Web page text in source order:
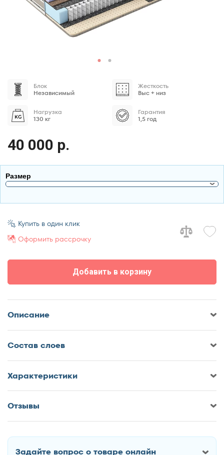
Блок
Независимый
Жесткость
Выс + низ
Нагрузка
130 кг
Гарантия
1,5 год
40 000 р.
Размер
100x180
100x185
100x186
100x195
100x200
110x180
110x185
110x186
115x200
120x185
Добавить в корзину
Купить в один клик
Оформить рассрочку
Описание
Cостав слоев
Характеристики
Отзывы
Оставить отзыв о Матрас Корона
Задайте вопрос о товаре онлайн